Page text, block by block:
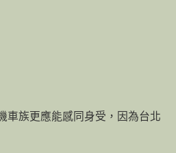
車族更應能感同身受，因為台北